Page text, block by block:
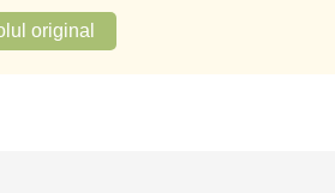
original